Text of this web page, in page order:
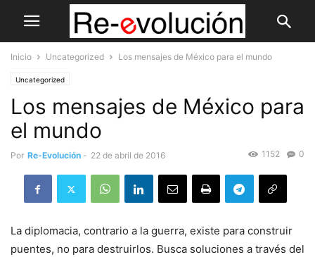
Inicio Uncategorized Los mensajes de México para el mundo
Uncategorized
Los mensajes de México para
el mundo
Por Re-Evolución - 22 de abril de 2016 0
1152
La diplomacia, contrario a la guerra, existe para construir
puentes, no para destruirlos. Busca soluciones a través del